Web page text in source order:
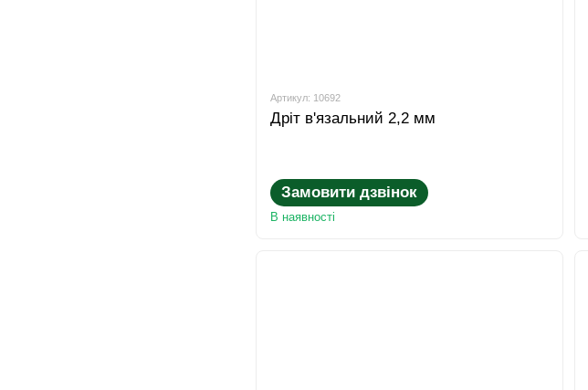
Артикул: 10692
Дріт в'язальний 2,2 мм
Замовити дзвінок
В наявності